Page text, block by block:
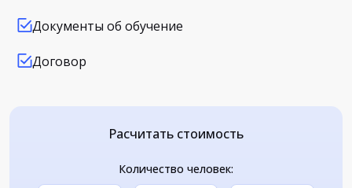
Документы об обучение
Договор
Расчитать стоимость
Количество человек: